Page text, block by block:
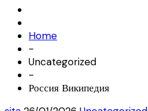
Home
-
Uncategorized
-
Россия Википедия